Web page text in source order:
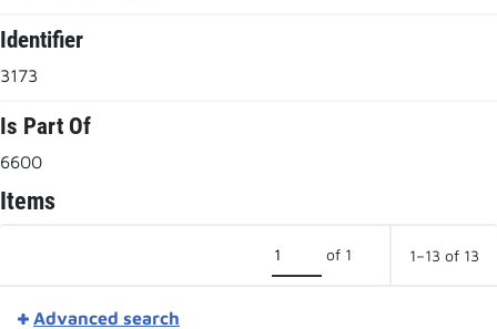
Identifier
3173
Is Part Of
6600
Items
of 1 1–13 of 13
Advanced search